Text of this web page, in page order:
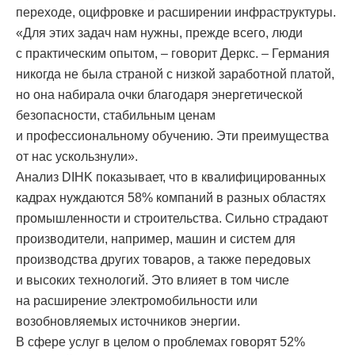
переходе, оцифровке и расширении инфраструктуры.
«Для этих задач нам нужны, прежде всего, люди
с практическим опытом, – говорит Деркс. – Германия
никогда не была страной с низкой заработной платой,
но она набирала очки благодаря энергетической
безопасности, стабильным ценам
и профессиональному обучению. Эти преимущества
от нас ускользнули».
Анализ DIHK показывает, что в квалифицированных
кадрах нуждаются 58% компаний в разных областях
промышленности и строительства. Сильно страдают
производители, например, машин и систем для
производства других товаров, а также передовых
и высоких технологий. Это влияет в том числе
на расширение электромобильности или
возобновляемых источников энергии.
В сфере услуг в целом о проблемах говорят 52%